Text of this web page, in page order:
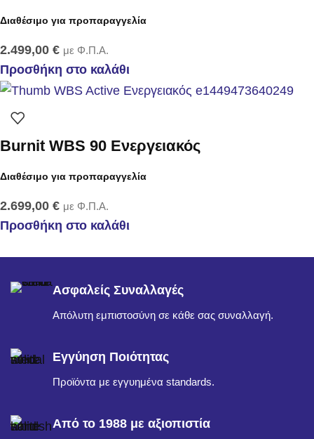
Διαθέσιμο για προπαραγγελία
2.499,00 € με Φ.Π.Α.
Προσθήκη στο καλάθι
Burnit WBS 90 Ενεργειακός
Διαθέσιμο για προπαραγγελία
2.699,00 € με Φ.Π.Α.
Προσθήκη στο καλάθι
Ασφαλείς Συναλλαγές
Απόλυτη εμπιστοσύνη σε κάθε σας συναλλαγή.
Εγγύηση Ποιότητας
Προϊόντα με εγγυημένα standards.
Από το 1988 με αξιοπιστία